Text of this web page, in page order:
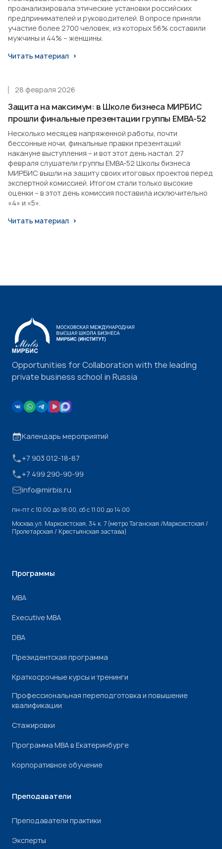
проанализировала этические установки российских
предпринимателей и руководителей. В опросе приняли
участие более 2700 человек, из которых 56% составили
мужчины и 44% – женщины.
Читать материал
Защита на максимум: в Школе бизнеса МИРБИС
прошли финальные презентации группы EMBA-52
28 февраля 2026
Несколько месяцев напряженной работы, почти
бессонные ночи, финальные правки презентаций
накануне выступления – и вот этот день настал. 27
февраля слушатели группы EMBA-52 Школы бизнеса
МИРБИС вышли на защиту своих итоговых проектов перед
экспертной комиссией. Итогом стали только высокие
оценки – в этот день комиссия поставила исключительно
«4» и «5».
Читать материал
Opportunities for Collaboration with the leading
private business school in Russia
Календарь мероприятий
+7 903 012-18-87
+7 499 290-90-99
info@mirbis.ru
пн-пт с 10:00 до 18:00, cб с 11:00 до 14:00
Москва,ул. Марксистская, 34 к. 7 (метро Таганская /Марксистская /
Пролетарская / Крестьянская застава)
Программы
МВА
Executive MBA
DBA
Президентская программа
Краткосрочные курсы и тренинги
Профессиональная переподготовка и повышение
квалификации
Стажировки
Программа МВА в Екатеринбурге
Корпоративное обучение
Преподаватели
Преподаватели практики
Эксперты